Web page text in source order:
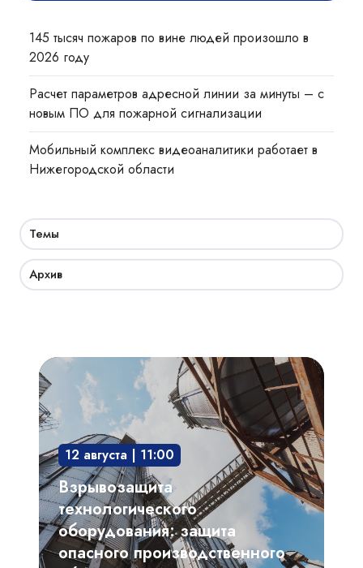
145 тысяч пожаров по вине людей произошло в
2026 году
Расчет параметров адресной линии за минуты – с
новым ПО для пожарной сигнализации
Мобильный комплекс видеоаналитики работает в
Нижегородской области
Темы
Архив
Взрывозащита
технологического
оборудования:
защита
опасного
производственного
объекта
12 августа | 11:00
Взрывозащита
технологического
оборудования: защита
опасного производственного